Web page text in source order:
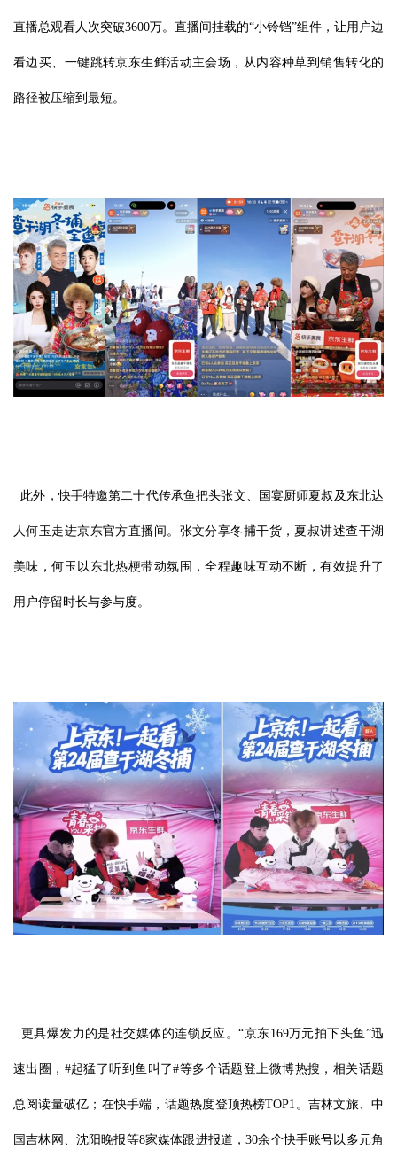
直播总观看人次突破3600万。直播间挂载的“小铃铛”组件，让用户边
看边买、一键跳转京东生鲜活动主会场，从内容种草到销售转化的
路径被压缩到最短。
此外，快手特邀第二十代传承鱼把头张文、国宴厨师夏叔及东北达
人何玉走进京东官方直播间。张文分享冬捕干货，夏叔讲述查干湖
美味，何玉以东北热梗带动氛围，全程趣味互动不断，有效提升了
用户停留时长与参与度。
更具爆发力的是社交媒体的连锁反应。“京东169万元拍下头鱼”迅
速出圈，#起猛了听到鱼叫了#等多个话题登上微博热搜，相关话题
总阅读量破亿；在快手端，话题热度登顶热榜TOP1。吉林文旅、中
国吉林网、沈阳晚报等8家媒体跟进报道，30余个快手账号以多元角